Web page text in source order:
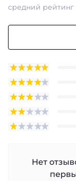
средний рейтинг
Нет